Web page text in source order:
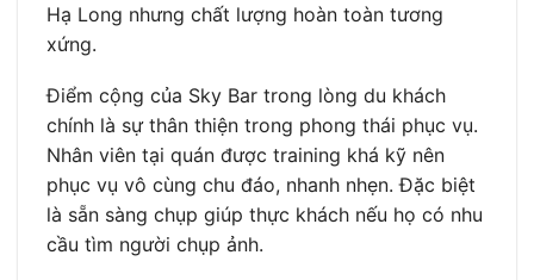
Hạ Long nhưng chất lượng hoàn toàn tương
xứng.
Điểm cộng của Sky Bar trong lòng du khách
chính là sự thân thiện trong phong thái phục vụ.
Nhân viên tại quán được training khá kỹ nên
phục vụ vô cùng chu đáo, nhanh nhẹn. Đặc biệt
là sẵn sàng chụp giúp thực khách nếu họ có nhu
cầu tìm người chụp ảnh.